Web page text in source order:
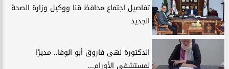
تفاصيل اجتماع محافظ قنا ووكيل وزارة الصحة
الجديد
الدكتورة نهى فاروق أبو الوفا.. مديرًا
لمستشفى الأورام...